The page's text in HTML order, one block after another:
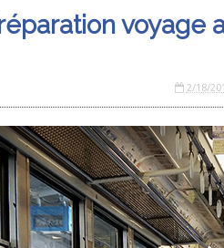
voyage
2/18/